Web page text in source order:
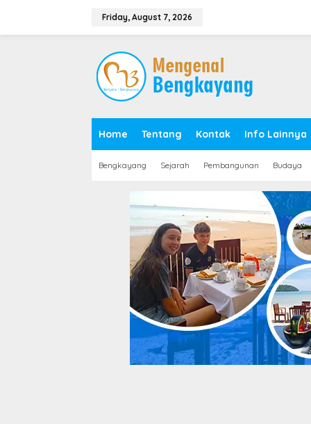
Friday, August 7, 2026
Home Tentang Kontak Info Lainnya
Bengkayang Sejarah Pembangunan Budaya